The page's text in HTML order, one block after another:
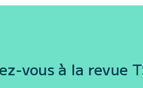
vous à la revue